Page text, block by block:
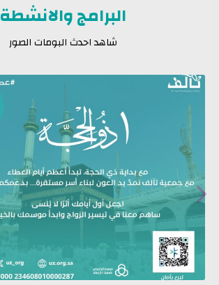
البرامج والانشطة
شاهد احدث البومات الصور